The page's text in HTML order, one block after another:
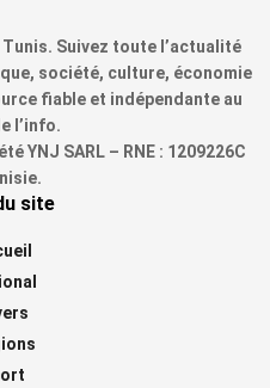
Suivez toute l’actualité
société, culture, économie
fiable et indépendante au
l’info.
YNJ SARL – RNE : 1209226C
site